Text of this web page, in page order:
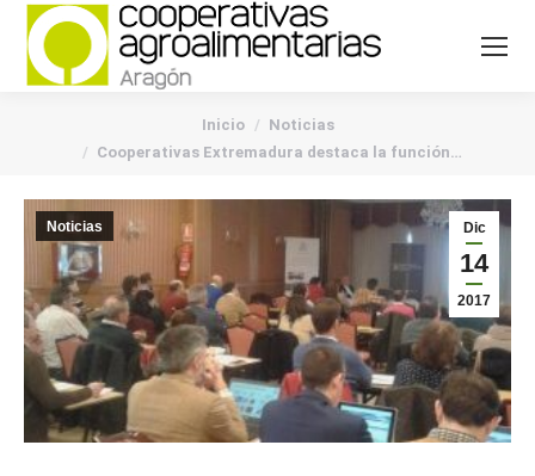
Inicio
Noticias
Cooperativas Extremadura destaca la función…
Dic
14
2017
Noticias